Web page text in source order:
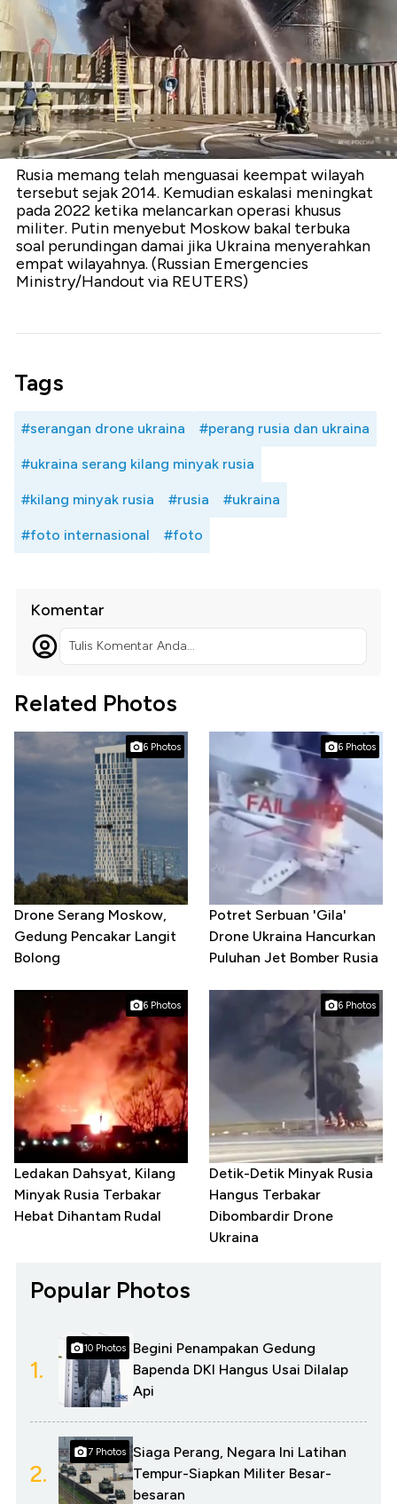
Rusia memang telah menguasai keempat wilayah
tersebut sejak 2014. Kemudian eskalasi meningkat
pada 2022 ketika melancarkan operasi khusus
militer. Putin menyebut Moskow bakal terbuka
soal perundingan damai jika Ukraina menyerahkan
empat wilayahnya. (Russian Emergencies
Ministry/Handout via REUTERS)
Tags
#serangan drone ukraina #perang rusia dan ukraina
#ukraina serang kilang minyak rusia
#kilang minyak rusia #rusia #ukraina
#foto internasional #foto
Komentar
Tulis Komentar Anda...
Related Photos
6 Photos
Drone Serang Moskow,
Gedung Pencakar Langit
Bolong
6 Photos
Potret Serbuan 'Gila'
Drone Ukraina Hancurkan
Puluhan Jet Bomber Rusia
6 Photos
Ledakan Dahsyat, Kilang
Minyak Rusia Terbakar
Hebat Dihantam Rudal
6 Photos
Detik-Detik Minyak Rusia
Hangus Terbakar
Dibombardir Drone
Ukraina
Popular Photos
1.
10 Photos
Begini Penampakan Gedung
Bapenda DKI Hangus Usai Dilalap
Api
2.
7 Photos
Siaga Perang, Negara Ini Latihan
Tempur-Siapkan Militer Besar-
besaran